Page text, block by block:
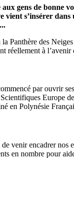
gens de bonne
s’insérer
Panthère des
réellement à l’avenir
par ouvrir
Europe
en Polynésie
venir encadrer
en nombre pour